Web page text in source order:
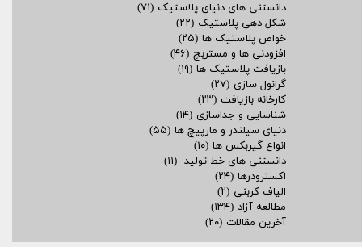
دانستنی های دنیای پلاستیک (۷۱)
شکل دهی پلاستیک (۲۲)
خواص پلاستیک ها (۲۵)
افزودنی ها و مستربچ (۴۶)
بازیافت پلاستیک ها (۱۹)
گرانول سازی (۲۷)
کارخانه بازیافت (۲۳)
شناسایی و جداسازی (۱۴)
دنیای سیلندر و مارپیچ ها (۵۵)
انواع گیربکس ها (۱۰)
دانستنی های خط تولید (۱۱)
اکسترودرها (۲۴)
الیاف کربنی (۲)
مطالعه آزاد (۱۳۴)
آخرین مقالات (۲۰)